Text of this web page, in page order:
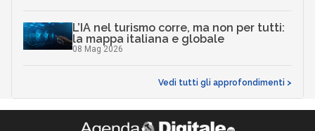
L’IA nel turismo corre, ma non per tutti:
la mappa italiana e globale
08 Mag 2026
Vedi tutti gli approfondimenti >